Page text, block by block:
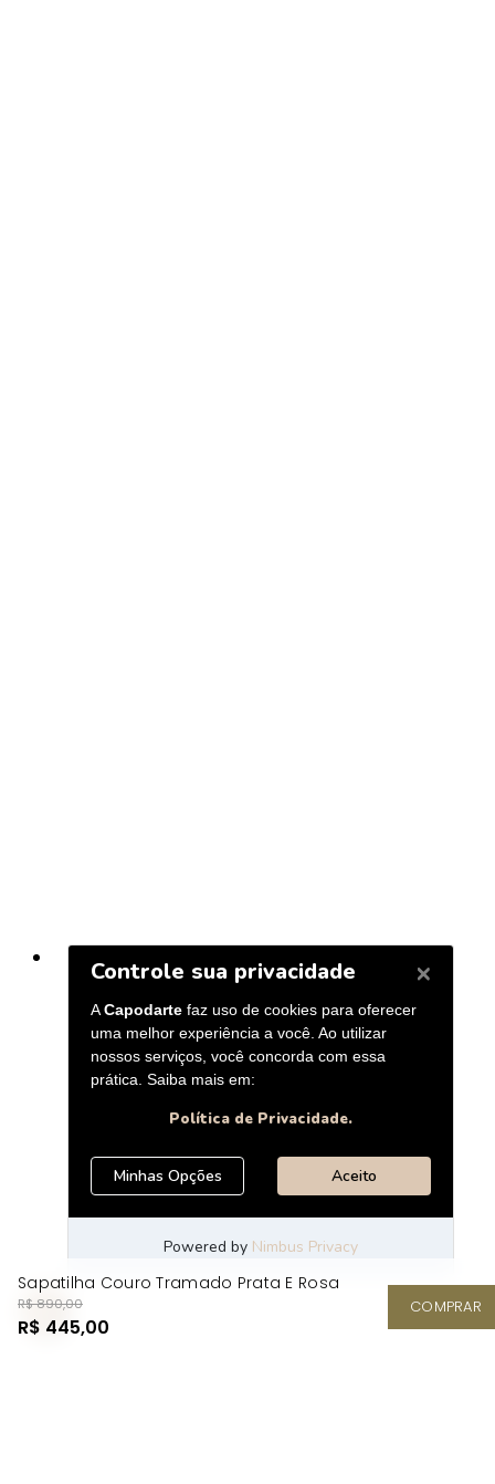
Sapatilha Couro Tramado Prata E Rosa
R$ 890,00
R$ 445,00
COMPRAR